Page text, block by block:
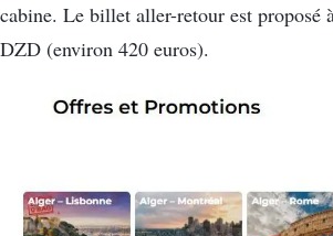
cabine. Le billet aller-retour est proposé
DZD (environ 420 euros).